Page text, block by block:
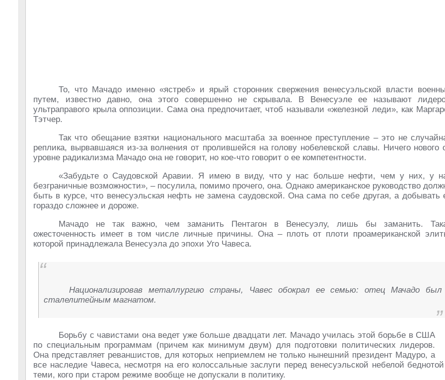
То, что Мачадо именно «ястреб» и ярый сторонник свержения венесуэльской власти
путем, известно давно, она этого совершенно не скрывала. В Венесуэле ее называют
ультраправого крыла оппозиции. Сама она предпочитает, чтоб называли «железной леди», как
Тэтчер.
Так что обещание взятки национального масштаба за военное преступление – это не
реплика, вырвавшаяся из-за волнения от пролившейся на голову нобелевской славы. Ничего нового
уровне радикализма Мачадо она не говорит, но кое-что говорит о ее компетентности.
«Забудьте о Саудовской Аравии. Я имею в виду, что у нас больше нефти, чем у них, у
безграничные возможности», – посулила, помимо прочего, она. Однако американское руководство
быть в курсе, что венесуэльская нефть не замена саудовской. Она сама по себе другая, а добывать
гораздо сложнее и дороже.
Мачадо не так важно, чем заманить Пентагон в Венесуэлу, лишь бы заманить.
ожесточенность имеет в том числе личные причины. Она – плоть от плоти проамериканской
которой принадлежала Венесуэла до эпохи Уго Чавеса.
Национализировав металлургию страны, Чавес обокрал ее семью: отец Мачадо был
сталелитейным магнатом.
Борьбу с чавистами она ведет уже больше двадцати лет. Мачадо училась этой борьбе в США
по специальным программам (причем как минимум двум) для подготовки политических лидеров.
Она представляет реваншистов, для которых неприемлем не только нынешний президент Мадуро, а
все наследие Чавеса, несмотря на его колоссальные заслуги перед венесуэльской небелой
теми, кого при старом режиме вообще не допускали в политику.